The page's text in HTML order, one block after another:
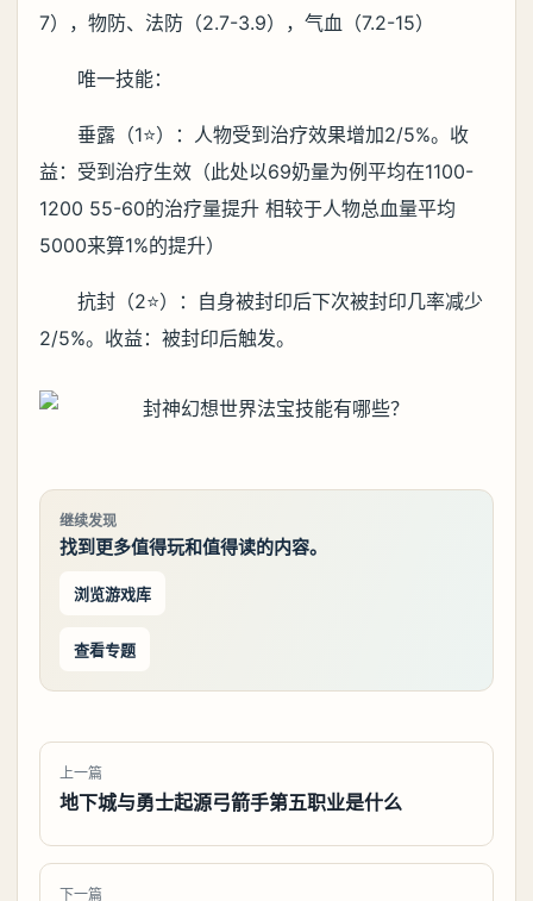
7），物防、法防（2.7-3.9），气血（7.2-15）
唯一技能：
垂露（1⭐️）：人物受到治疗效果增加2/5%。收
益：受到治疗生效（此处以69奶量为例平均在1100-
1200 55-60的治疗量提升 相较于人物总血量平均
5000来算1%的提升）
抗封（2⭐️）：自身被封印后下次被封印几率减少
2/5%。收益：被封印后触发。
继续发现
找到更多值得玩和值得读的内容。
浏览游戏库
查看专题
上一篇
地下城与勇士起源弓箭手第五职业是什么
下一篇